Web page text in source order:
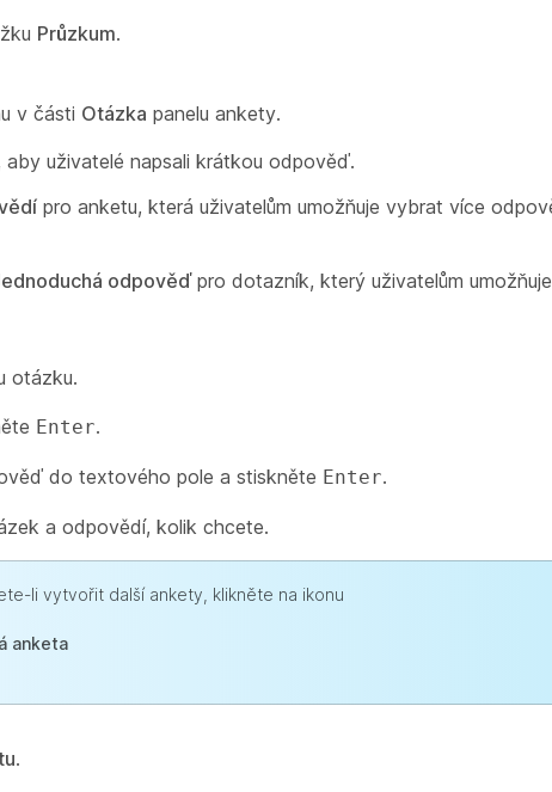
Průzkum.
v části Otázka panelu ankety.
uživatelé napsali krátkou odpověď.
pro anketu, která uživatelům umožňuje vybrat více
odpověďpro dotazník, který uživatelům
otázku.
Enter.
do textového pole a stiskněte Enter.
a odpovědí, kolik chcete.
li vytvořit další ankety, klikněte na ikonu
anketa
.